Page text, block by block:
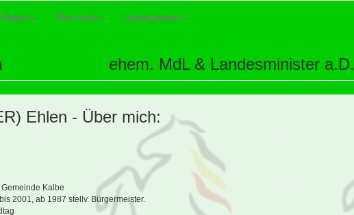
Region Über mich Landtagswahl
ehem. MdL & Landesminister a.D.
Ehlen - Über mich:
Kalbe
2001, ab 1987 stellv. Bürgermeister.